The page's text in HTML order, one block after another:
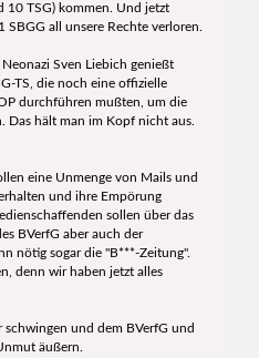
10 TSG) kommen. Und jetzt
SBGG all unsere Rechte verloren.
Sven Liebich genießt
TS, die noch eine offizielle
durchführen mußten, um die
Das hält man im Kopf nicht aus.
eine Unmenge von Mails und
und ihre Empörung
sollen über das
BVerfG aber auch der
nötig sogar die "B***-Zeitung".
denn wir haben jetzt alles
schwingen und dem BVerfG und
äußern.